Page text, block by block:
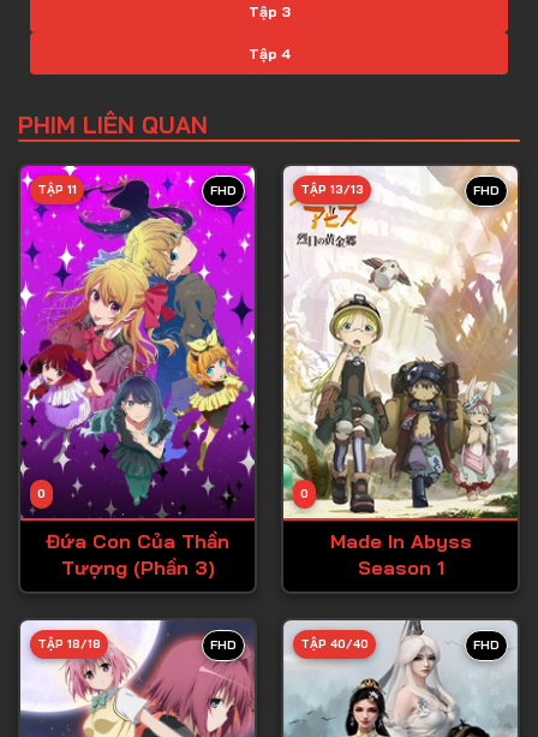
Tập 3
Tập 4
Tập 6
Tập 7
Tập 9
Tập 10
Tập 11
Tập 12
Tập 13
Tập 14
Tập 15
Tập 17
Tập 18
Tập 19
Tập 20
PHIM LIÊN QUAN
FHD
0
TẬP 11
Đứa Con Của Thần
Tượng (Phần 3)
FHD
0
TẬP 13/13
Made In Abyss
Season 1
FHD
TẬP 18/18 FHD
TẬP 40/40